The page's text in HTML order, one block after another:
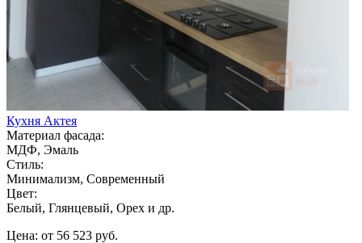
Кухня Актея
Материал фасада:
МДФ, Эмаль
Стиль:
Минимализм, Современный
Цвет:
Белый, Глянцевый, Орех и др.
Цена: от 56 523 руб.